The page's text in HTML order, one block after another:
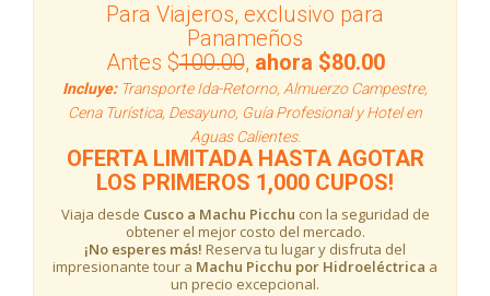
Para Viajeros, exclusivo para
Panameños
Antes $100.00, ahora $80.00
Incluye:Transporte Ida-Retorno, Almuerzo Campestre,
Cena Turística, Desayuno, Guía Profesional y Hotel en
Aguas Calientes.
OFERTA LIMITADA HASTA AGOTAR
LOS PRIMEROS 1,000 CUPOS!
Viaja desde Cusco a Machu Picchu con la seguridad de
obtener el mejor costo del mercado.
¡No esperes más! Reserva tu lugar y disfruta del
impresionante tour a Machu Picchu por Hidroeléctrica a
un precio excepcional.